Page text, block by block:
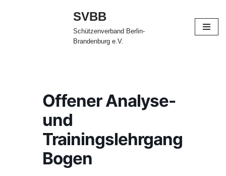
SVBB
Schützenverband Berlin-
Brandenburg e.V.
Offener Analyse-
und
Trainingslehrgang
Bogen